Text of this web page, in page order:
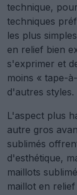
technique,
techniques
les plus
en relief bien
s'exprimer et
moins « tape-
d'autres styles.
L'aspect plus
autre gros
sublimés
d'esthétique,
maillots
maillot en